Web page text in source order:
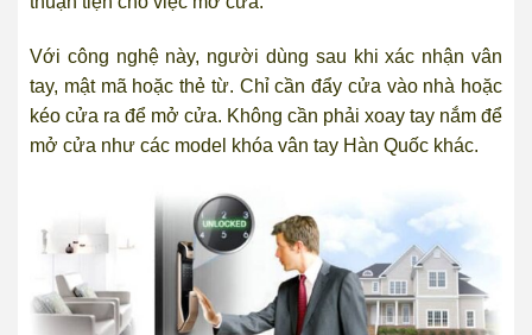
Với công nghệ này, người dùng sau khi xác nhận vân
tay, mật mã hoặc thẻ từ. Chỉ cần đẩy cửa vào nhà hoặc
kéo cửa ra để mở cửa. Không cần phải xoay tay nắm để
mở cửa như các model khóa vân tay Hàn Quốc khác.